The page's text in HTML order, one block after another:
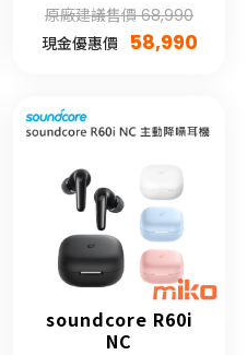
原廠建議售價 68,990
現金優惠價
58,990
soundcore R60i
NC